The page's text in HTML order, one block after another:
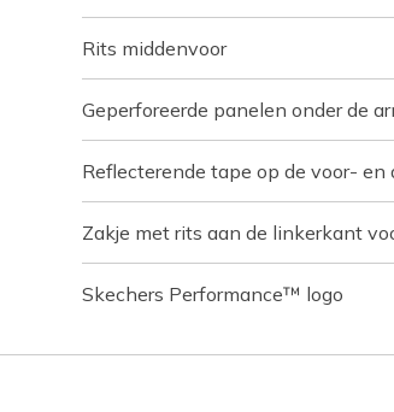
Rits middenvoor
Geperforeerde panelen onder de
Reflecterende tape op de voor-
Zakje met rits aan de linkerkant
Skechers Performance™ logo